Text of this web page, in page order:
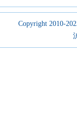
Copyright 2010-